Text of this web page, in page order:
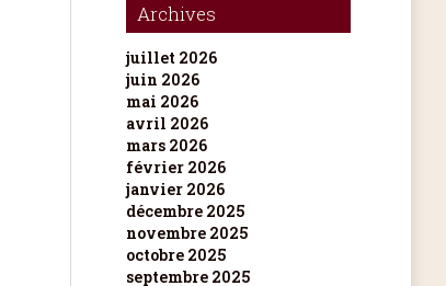
Archives
juillet 2026
juin 2026
mai 2026
avril 2026
mars 2026
février 2026
janvier 2026
décembre 2025
novembre 2025
octobre 2025
septembre 2025